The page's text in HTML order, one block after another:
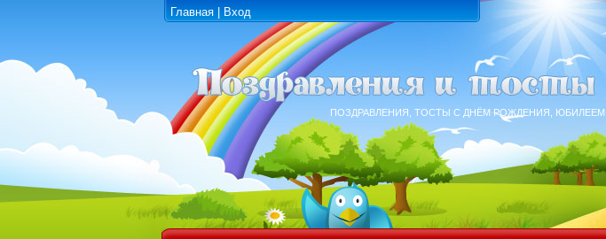
Главная Вход
ПОЗДРАВЛЕНИЯ, ТОСТЫ С ДНЁМ РОЖДЕНИЯ, ЮБИЛЕЕМ